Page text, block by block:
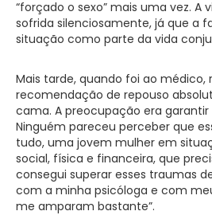
“forçado o sexo” mais uma vez. A
sofrida silenciosamente, já que a
situação como parte da vida
Mais tarde, quando foi ao médico,
recomendação de repouso
cama. A preocupação era garantir
Ninguém pareceu perceber que
tudo, uma jovem mulher em
social, física e financeira, que
consegui superar esses traumas
com a minha psicóloga e com
me amparam bastante”.